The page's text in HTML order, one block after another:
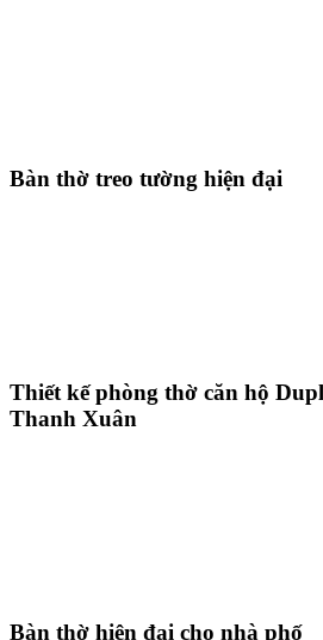
Bàn thờ treo tường hiện đại
Thiết kế phòng thờ căn hộ
Thanh Xuân
Bàn thờ hiện đại cho nhà phố